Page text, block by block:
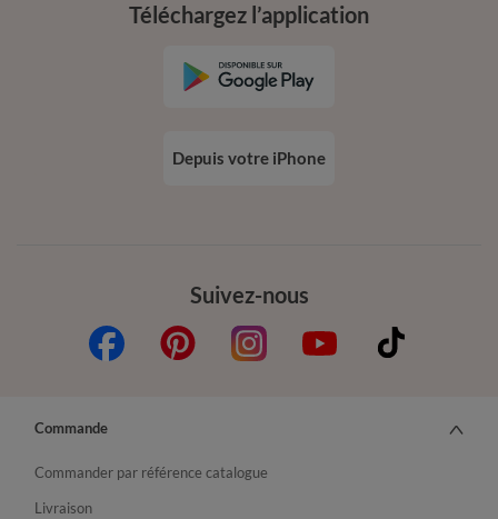
Suivez-nous
Téléchargez l’application
Depuis votre iPhone
Commande
Commander par référence catalogue
Livraison